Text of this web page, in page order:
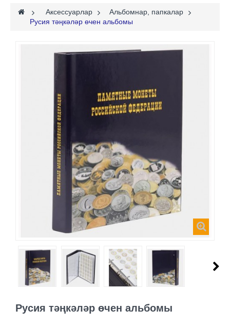
> Аксессуарлар >
Альбомнар, папкалар
Русия тәңкәләр өчен альбомы
Русия тәңкәләр өчен альбомы